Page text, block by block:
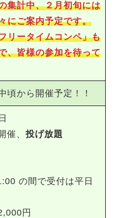
集計中、２月初旬には
にご案内予定です。
リータイムコンペ」も
、皆様の参加を待って
頃から開催予定！！
催、投げ放題
の間で受付は平日
円